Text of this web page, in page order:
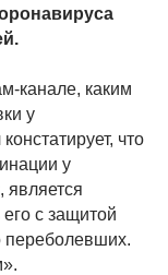
канале, каким
у
что
у
является
с защитой
переболевших.